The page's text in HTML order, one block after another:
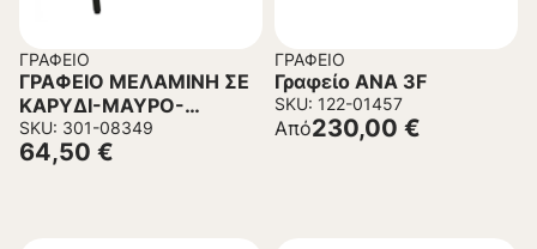
ΓΡΑΦΕΊΟ
ΓΡΑΦΕΙΟ ΜΕΛΑΜΙΝΗ ΣΕ
ΚΑΡΥΔΙ-ΜΑΥΡΟ-
ΜΑΥΡΟΣ ΜΕΤΑΛΛΙΚΟΣ
ΣΚΕΛΕΤΟΣ
SKU: 301-08349
64,50 €
ΓΡΑΦΕΊΟ
Γραφείο ANA 3F
SKU: 122-01457
Από230,00 €